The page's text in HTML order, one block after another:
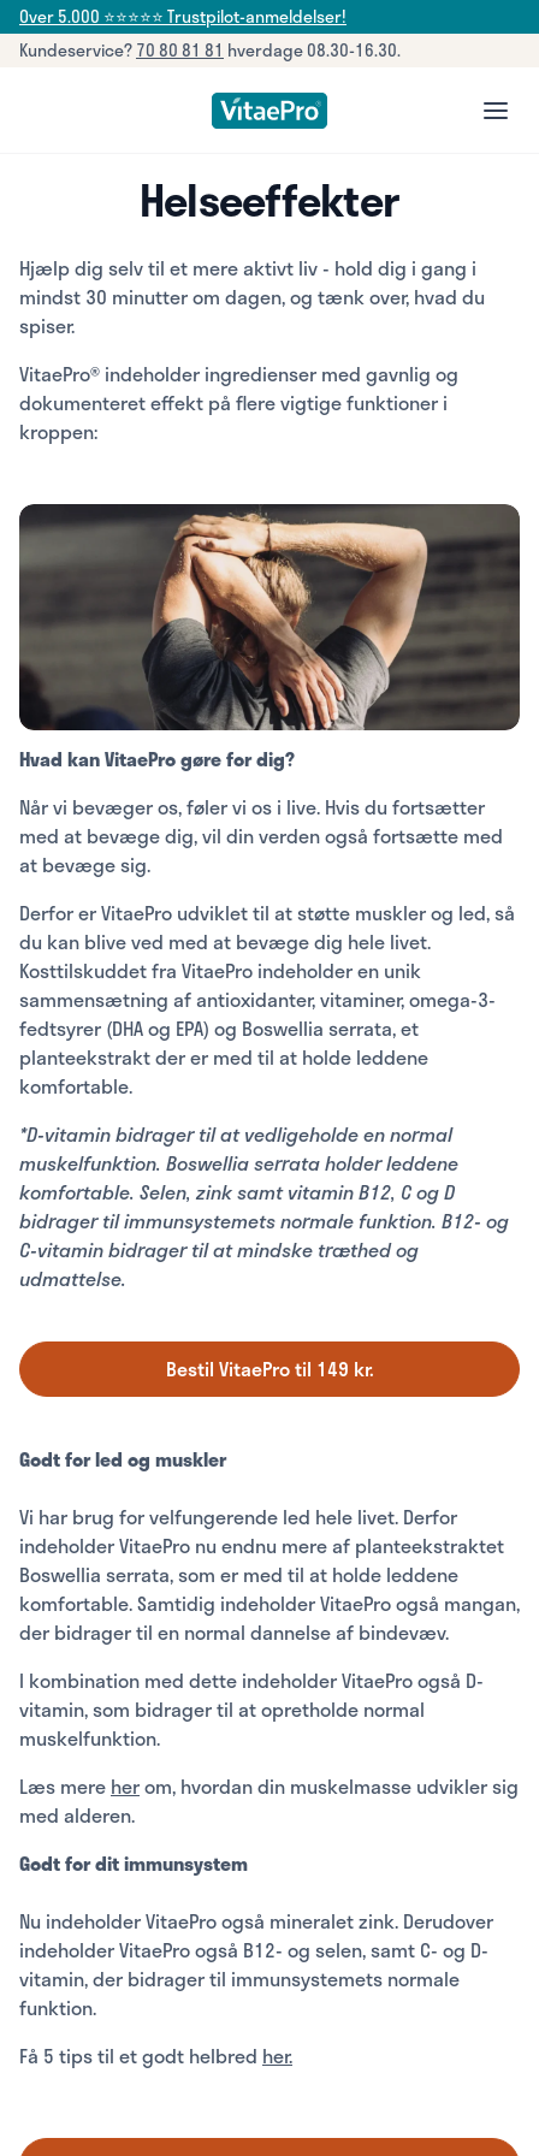
Over 5.000 ⭐⭐⭐⭐⭐ Trustpilot-anmeldelser!
Kundeservice?70 80 81 81 hverdage 08.30-16.30.
Helseeffekter
Hjælp dig selv til et mere aktivt liv - hold dig i gang i
mindst 30 minutter om dagen, og tænk over, hvad du
spiser.
VitaePro® indeholder ingredienser med gavnlig og
dokumenteret effekt på flere vigtige funktioner i
kroppen:
Hvad kan VitaePro gøre for dig?
Når vi bevæger os, føler vi os i live. Hvis du fortsætter
med at bevæge dig, vil din verden også fortsætte med
at bevæge sig.
Derfor er VitaePro udviklet til at støtte muskler og led, så
du kan blive ved med at bevæge dig hele livet.
Kosttilskuddet fra VitaePro indeholder en unik
sammensætning af antioxidanter, vitaminer, omega-3-
fedtsyrer (DHA og EPA) og Boswellia serrata, et
planteekstrakt der er med til at holde leddene
komfortable.
*D-vitamin bidrager til at vedligeholde en normal
muskelfunktion. Boswellia serrata holder leddene
komfortable. Selen, zink samt vitamin B12, C og D
bidrager til immunsystemets normale funktion. B12- og
C-vitamin bidrager til at mindske træthed og
udmattelse.
Bestil VitaePro til 149 kr.
Godt for led og muskler
Vi har brug for velfungerende led hele livet. Derfor
indeholder VitaePro nu endnu mere af planteekstraktet
Boswellia serrata, som er med til at holde leddene
komfortable. Samtidig indeholder VitaePro også mangan,
der bidrager til en normal dannelse af bindevæv.
I kombination med dette indeholder VitaePro også D-
vitamin, som bidrager til at opretholde normal
muskelfunktion.
Læs mere herom, hvordan din muskelmasse udvikler sig
med alderen.
Godt for dit immunsystem
Nu indeholder VitaePro også mineralet zink. Derudover
indeholder VitaePro også B12- og selen, samt C- og D-
vitamin, der bidrager til immunsystemets normale
funktion.
Få 5 tips til et godt helbred her.